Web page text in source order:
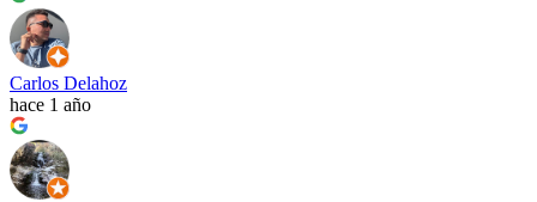
Carlos Delahoz
hace 1 año